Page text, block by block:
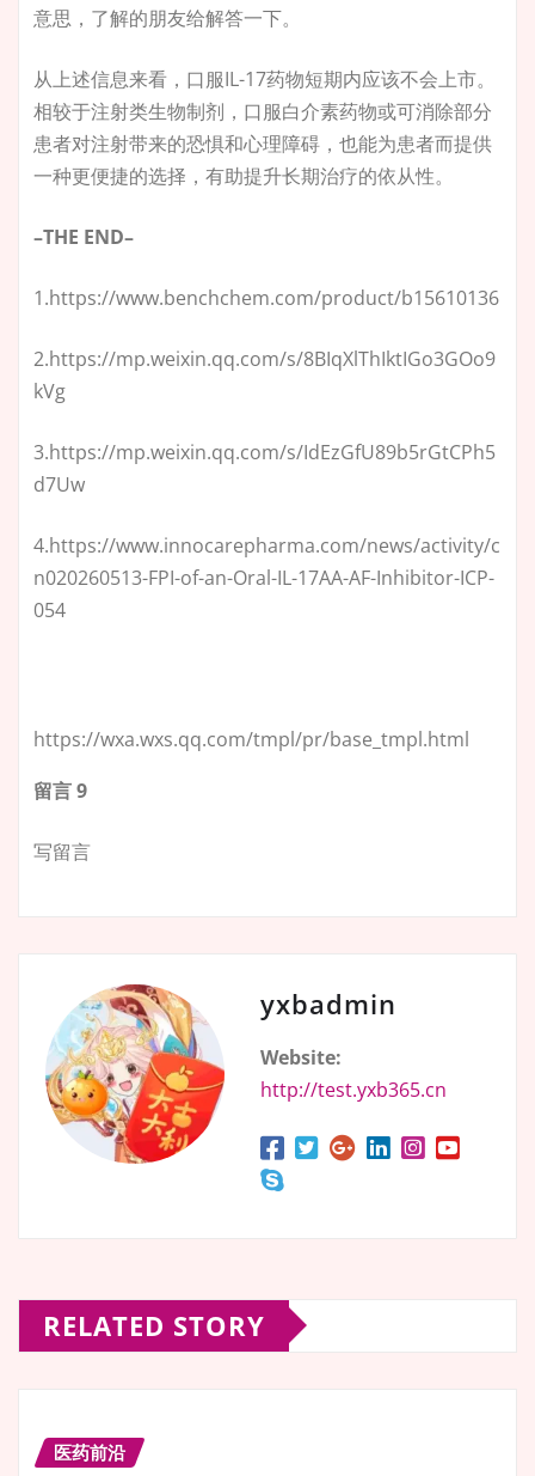
意思，了解的朋友给解答一下。
从上述信息来看，口服IL-17药物短期内应该不会上市。
相较于注射类生物制剂，口服白介素药物或可消除部分
患者对注射带来的恐惧和心理障碍，也能为患者而提供
一种更便捷的选择，有助提升长期治疗的依从性。
–THE END–
1.https://www.benchchem.com/product/b15610136
2.https://mp.weixin.qq.com/s/8BIqXlThIktIGo3GOo9
kVg
3.https://mp.weixin.qq.com/s/IdEzGfU89b5rGtCPh5
d7Uw
4.https://www.innocarepharma.com/news/activity/c
n020260513-FPI-of-an-Oral-IL-17AA-AF-Inhibitor-ICP-
054
https://wxa.wxs.qq.com/tmpl/pr/base_tmpl.html
留言 9
写留言
yxbadmin
Website:
http://test.yxb365.cn
RELATED STORY
医药前沿